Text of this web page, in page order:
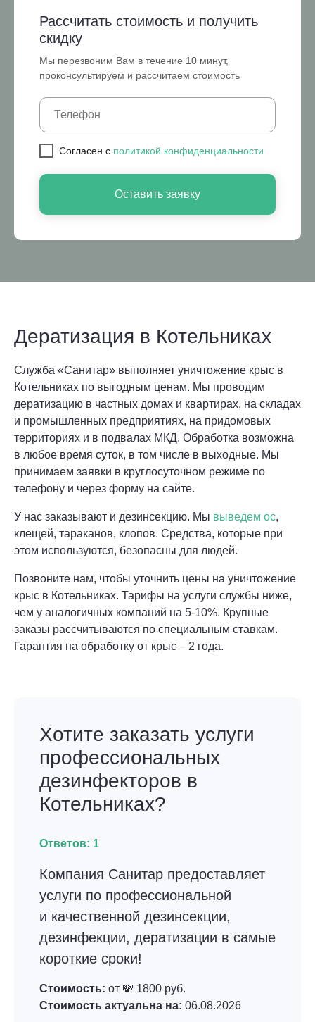
Рассчитать стоимость и получить
скидку
Мы перезвоним Вам в течение 10 минут,
проконсультируем и рассчитаем стоимость
Cогласен с политикой конфиденциальности
Оставить заявку
Дератизация в Котельниках
Служба «Санитар» выполняет уничтожение крыс в
Котельниках по выгодным ценам. Мы проводим
дератизацию в частных домах и квартирах, на складах
и промышленных предприятиях, на придомовых
территориях и в подвалах МКД. Обработка возможна
в любое время суток, в том числе в выходные. Мы
принимаем заявки в круглосуточном режиме по
телефону и через форму на сайте.
У нас заказывают и дезинсекцию. Мы выведем ос,
клещей, тараканов, клопов. Средства, которые при
этом используются, безопасны для людей.
Позвоните нам, чтобы уточнить цены на уничтожение
крыс в Котельниках. Тарифы на услуги службы ниже,
чем у аналогичных компаний на 5-10%. Крупные
заказы рассчитываются по специальным ставкам.
Гарантия на обработку от крыс – 2 года.
Хотите заказать услуги
профессиональных
дезинфекторов в
Котельниках?
Ответов: 1
Компания Санитар предоставляет
услуги по профессиональной
и качественной дезинсекции,
дезинфекции, дератизации в самые
короткие сроки!
Стоимость: от 💸 1800 руб.
Стоимость актуальна на: 06.08.2026